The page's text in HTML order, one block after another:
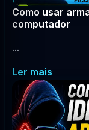
Como usar
computador
...
Ler mais